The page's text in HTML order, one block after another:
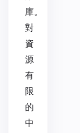
庫。
對
資
源
有
限
的
中